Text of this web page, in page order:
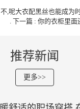
,呢大衣配黑丝也能成为
下一篇 : 你的衣柜里面
推荐新闻
更多>>